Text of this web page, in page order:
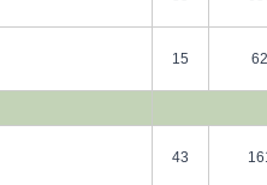
15 62
43 161